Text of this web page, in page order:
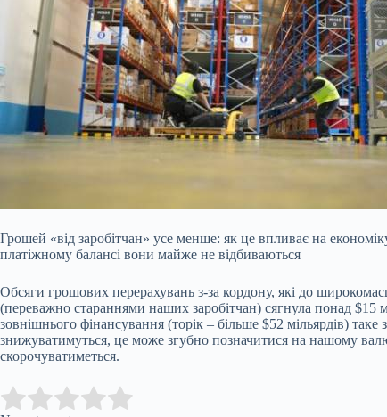
Грошей «від заробітчан» усе менше: як це впливає на
платіжному балансі вони майже не відбиваються
Обсяги грошових перерахувань з-за кордону, які до
(переважно стараннями наших заробітчан) сягнула понад $15
зовнішнього фінансування (торік – більше $52 мільярдів)
знижуватимуться, це може згубно позначитися на нашому
скорочуватиметься.
Rate this item: